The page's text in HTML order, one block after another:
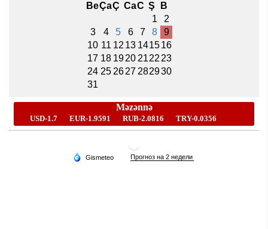
BeÇaÇ CaC Ş
B
1
2
3
4 5 6 7 8
9
10 11 12 13 141516
17 18 19 20 2122 23
24 25 26 27 282930
31